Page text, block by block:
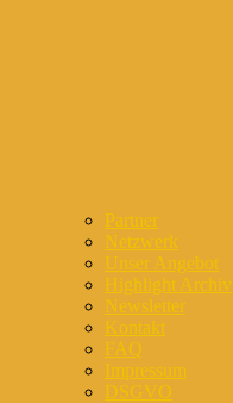
Partner
Netzwerk
Unser Angebot
Highlight Archiv
Newsletter
Kontakt
FAQ
Impressum
DSGVO